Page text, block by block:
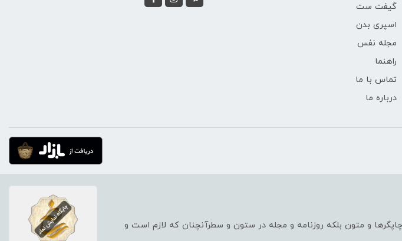
گیفت ست
اسپری بدن
مجله نفس
راهنما
تماس با ما
درباره ما
و متون بلکه روزنامه و مجله در ستون و سطرآنچنان که لازم است و